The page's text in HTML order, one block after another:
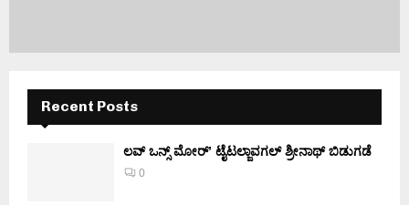
Recent Posts
ಲವ್ ಒನ್ಸ್ ಮೋರ್’ ಟೈಟಲ್ಜಾವಗಲ್ ಶ್ರೀನಾಥ್ ಬಿಡುಗಡೆ
0